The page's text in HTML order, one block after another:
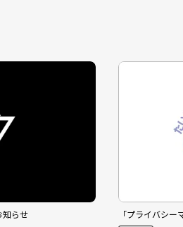
知らせ 「プライバシ